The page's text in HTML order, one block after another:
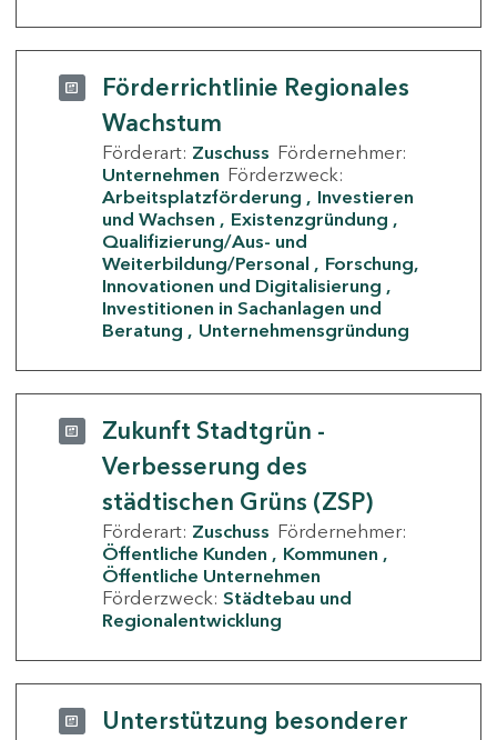
Förderrichtlinie Regionales
Wachstum
Förderart: Zuschuss Fördernehmer:
Unternehmen Förderzweck:
Arbeitsplatzförderung
Investieren
und Wachsen
Existenzgründung
Qualifizierung/Aus- und
Weiterbildung/Personal
Forschung,
Innovationen und Digitalisierung
Investitionen in Sachanlagen und
Beratung
Unternehmensgründung
Zukunft Stadtgrün -
Verbesserung des
städtischen Grüns (ZSP)
Förderart: Zuschuss Fördernehmer:
Öffentliche Kunden
Kommunen
Öffentliche Unternehmen
Förderzweck: Städtebau und
Regionalentwicklung
Unterstützung besonderer